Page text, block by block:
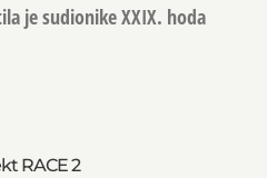
je sudionike XXIX. hoda
RACE 2